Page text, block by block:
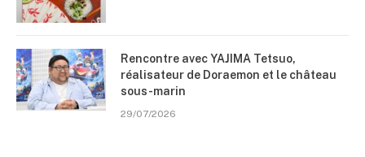
Rencontre avec YAJIMA Tetsuo,
réalisateur de Doraemon et le château
sous-marin
29/07/2026